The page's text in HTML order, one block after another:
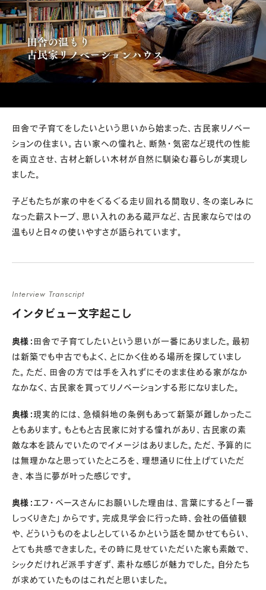
田舎で子育てをしたいという思いから始まった、古民家リノベー
ションの住まい。古い家への憧れと、断熱・気密など現代の性能
を両立させ、古材と新しい木材が自然に馴染む暮らしが実現し
ました。
子どもたちが家の中をぐるぐる走り回れる間取り、冬の楽しみに
なった薪ストーブ、思い入れのある蔵戸など、古民家ならではの
温もりと日々の使いやすさが語られています。
Interview Transcript
インタビュー文字起こし
奥様： 田舎で子育てしたいという思いが一番にありました。最初
は新築でも中古でもよく、とにかく住める場所を探していまし
た。ただ、田舎の方では手を入れずにそのまま住める家がなか
なかなく、古民家を買ってリノベーションする形になりました。
奥様：現実的には、急傾斜地の条例もあって新築が難しかったこ
ともあります。もともと古民家に対する憧れがあり、古民家の素
敵な本を読んでいたのでイメージはありました。ただ、予算的に
は無理かなと思っていたところを、理想通りに仕上げていただ
き、本当に夢が叶った感じです。
奥様：エフ・ベースさんにお願いした理由は、言葉にすると「一番
しっくりきた」からです。完成見学会に行った時、会社の価値観
や、どういうものをよしとしているかという話を聞かせてもらい、
とても共感できました。その時に見せていただいた家も素敵で、
シックだけれど派手すぎず、素朴な感じが魅力でした。自分たち
が求めていたものはこれだと思いました。